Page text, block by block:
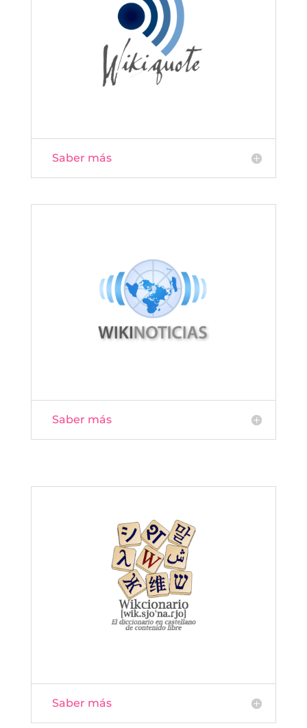
Saber más
Saber más
Saber más